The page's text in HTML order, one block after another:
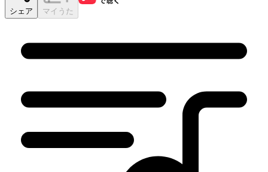
シェア マイうた